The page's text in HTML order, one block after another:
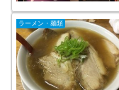
ラーメン・麺類